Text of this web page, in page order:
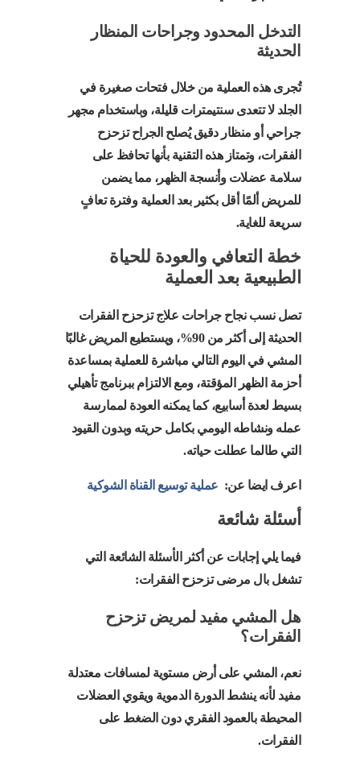
التدخل المحدود وجراحات المنظار
الحديثة
تُجرى هذه العملية من خلال فتحات صغيرة في
الجلد لا تتعدى سنتيمترات قليلة، وباستخدام مجهر
جراحي أو منظار دقيق يُصلح الجراح تزحزح
الفقرات، وتمتاز هذه التقنية بأنها تحافظ على
سلامة عضلات وأنسجة الظهر، مما يضمن
للمريض ألمًا أقل بكثير بعد العملية وفترة تعافٍ
سريعة للغاية.
خطة التعافي والعودة للحياة
الطبيعية بعد العملية
تصل نسب نجاح جراحات علاج تزحزح الفقرات
الحديثة إلى أكثر من 90%، ويستطيع المريض غالبًا
المشي في اليوم التالي مباشرة للعملية بمساعدة
أحزمة الظهر المؤقتة، ومع الالتزام ببرنامج تأهيلي
بسيط لعدة أسابيع، كما يمكنه العودة لممارسة
عمله ونشاطه اليومي بكامل حريته وبدون القيود
التي طالما عطلت حياته.
اعرف ايضا عن: عملية توسيع القناة الشوكية
أسئلة شائعة
فيما يلي إجابات عن أكثر الأسئلة الشائعة التي
تشغل بال مرضى تزحزح الفقرات:
هل المشي مفيد لمريض تزحزح
الفقرات؟
نعم، المشي على أرض مستوية لمسافات معتدلة
مفيد لأنه ينشط الدورة الدموية ويقوي العضلات
المحيطة بالعمود الفقري دون الضغط على
الفقرات.